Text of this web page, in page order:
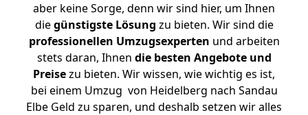
aber keine Sorge, denn wir sind hier, um Ihnen
diegünstigste Lösung zu bieten. Wir sind die
professionellen Umzugsexperten und arbeiten
stets daran, Ihnen die besten Angebote und
Preisezu bieten. Wir wissen, wie wichtig es ist,
bei einem Umzug von Heidelberg nach Sandau
Elbe Geld zu sparen, und deshalb setzen wir alles